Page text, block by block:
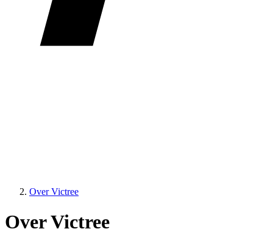
Over Victree
Over Victree